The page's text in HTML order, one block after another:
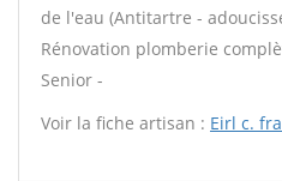
de l'eau (Antitartre -
Rénovation plomberie
Senior -
Voir la fiche artisan : Eirl c.